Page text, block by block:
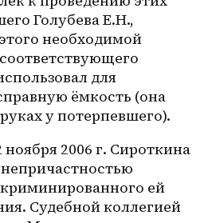
Голубева Е.Н.,
необходимой
для
ёмкость (она
руках у потерпевшего).
2006 г. Сироткина
непричастностью
ей
Судебной коллегией